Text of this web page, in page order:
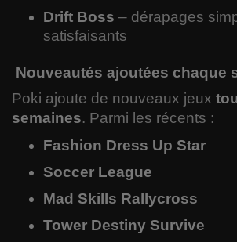
Drift Boss – dérapages
satisfaisants
Nouveautés ajoutées chaque
Poki ajoute de nouveaux jeux
semaines. Parmi les récents :
Fashion Dress Up Star
Soccer League
Mad Skills Rallycross
Tower Destiny Survive